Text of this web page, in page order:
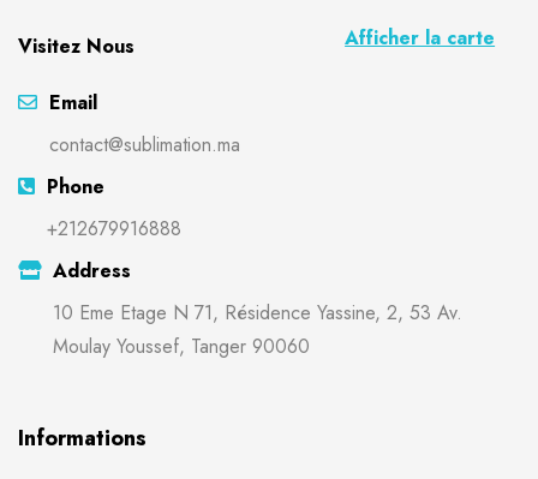
Visitez Nous Afficher la carte
Email
contact@sublimation.ma
Phone
+212679916888
Address
10 Eme Etage N 71, Résidence Yassine, 2, 53 Av.
Moulay Youssef, Tanger 90060
Informations